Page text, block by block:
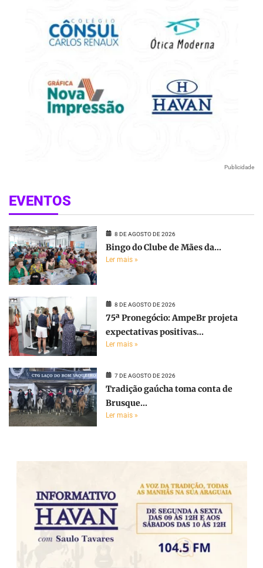
Publicidade
EVENTOS
8 DE AGOSTO DE 2026
Bingo do Clube de Mães da...
Ler mais »
8 DE AGOSTO DE 2026
75ª Pronegócio: AmpeBr projeta
expectativas positivas...
Ler mais »
7 DE AGOSTO DE 2026
Tradição gaúcha toma conta de
Brusque...
Ler mais »